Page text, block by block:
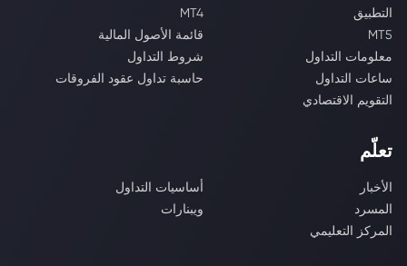
التطبيق
MT4
MT5
قائمة الأصول المالية
معلومات التداول
شروط التداول
ساعات التداول
حاسبة تداول عقود الفروقات
التقويم الاقتصادي
تعلّم
الأخبار
أساسيات التداول
المسرد
ويبنارات
المركز التعليمي